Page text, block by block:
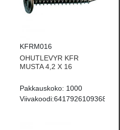
KFRM016
OHUTLEVYR KFR
MUSTA 4,2 X 16
Pakkauskoko: 1000
Viivakoodi:6417926109368